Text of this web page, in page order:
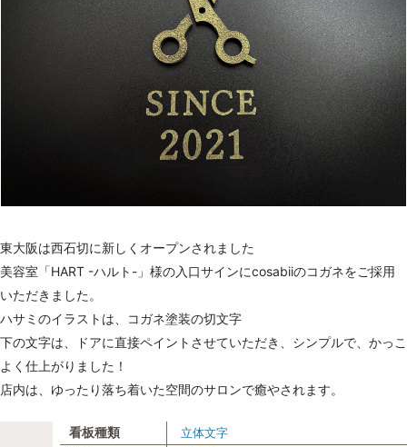
東大阪は西石切に新しくオープンされました
美容室「HART -ハルト-」様の入口サインにcosabiiのコガネをご採用
いただきました。
ハサミのイラストは、コガネ塗装の切文字
下の文字は、ドアに直接ペイントさせていただき、 シンプルで、かっこ
よく仕上がりました！
店内は、ゆったり落ち着いた空間のサロンで癒やされます。
看板種類 立体文字